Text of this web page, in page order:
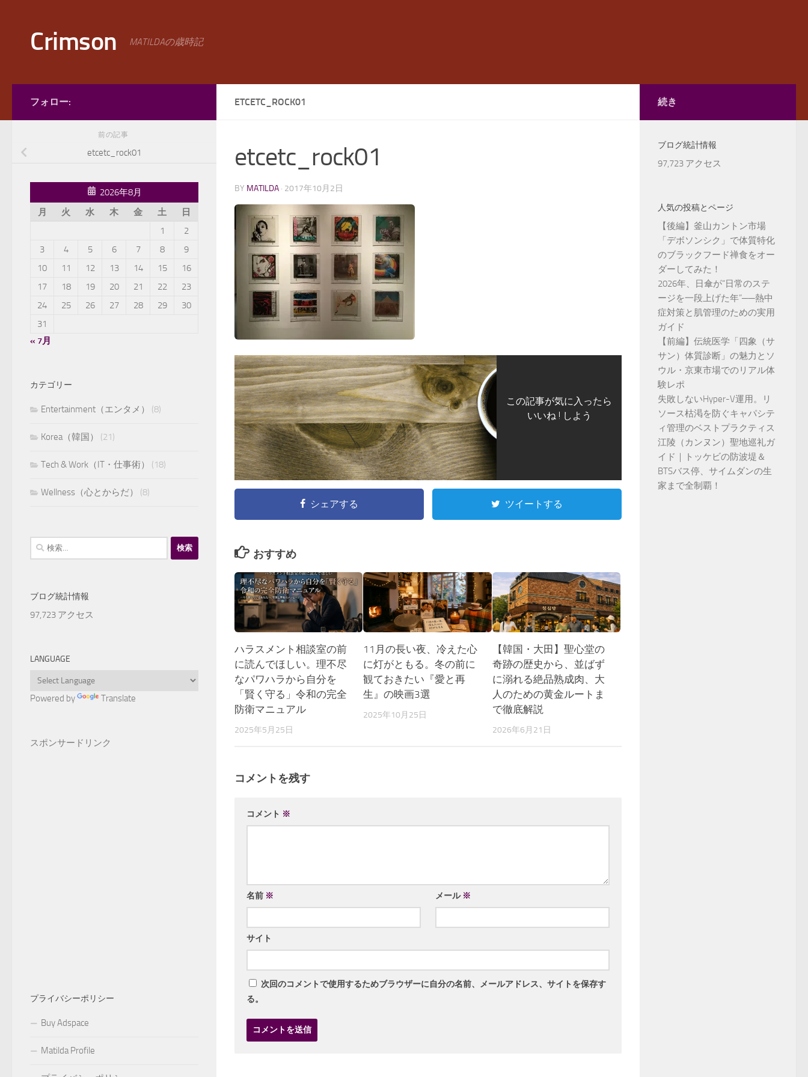
Crimson MATILDAの歳時記
ETCETC_ROCK01
etcetc_rock01
BY MATILDA · 2017年10月2日
この記事が気に入ったら
いいね ! しよう
シェアする ツイートする
おすすめ
ハラスメント相談室の前
に読んでほしい。理不尽
なパワハラから自分を
「賢く守る」令和の完全
防衛マニュアル
2025年5月25日
11月の長い夜、冷えた心
に灯がともる。冬の前に
観ておきたい『愛と再
生』の映画3選
2025年10月25日
【韓国・大田】聖心堂の
奇跡の歴史から、並ばず
に溺れる絶品熟成肉、大
人のための黄金ルートま
で徹底解説
2026年6月21日
コメントを残す
コメント ※
名前 ※ メール ※
サイト
次回のコメントで使用するためブラウザーに自分の名前、メールアドレス、サイトを保存す
る。
フォロー:
前の記事
etcetc_rock01
2026年8月
月
火 水 木 金 土
日
1
2
3
4 5 6 7 8
9
10
11 12 13 14 15
16
17
18 19 20 21 22
23
24
25 26 27 28 29
30
31
« 7月
カテゴリー
Entertainment（エンタメ） (8)
Korea（韓国） (21)
Tech & Work（IT・仕事術） (18)
Wellness（心とからだ） (8)
検
索:
ブログ統計情報
97,723 アクセス
LANGUAGE
Powered by Translate
スポンサードリンク
プライバシーポリシー
Buy Adspace
Matilda Profile
続き
ブログ統計情報
97,723 アクセス
人気の投稿とページ
【後編】釜山カントン市場
「デボソンシク」で体質特化
のブラックフード禅食をオー
ダーしてみた！
2026年、日傘が“日常のステ
ージを一段上げた年”──熱中
症対策と肌管理のための実用
ガイド
【前編】伝統医学「四象（サ
サン）体質診断」の魅力とソ
ウル・京東市場でのリアル体
験レポ
失敗しないHyper-V運用。リ
ソース枯渇を防ぐキャパシテ
ィ管理のベストプラクティス
江陵（カンヌン）聖地巡礼ガ
イド｜トッケビの防波堤＆
BTSバス停、サイムダンの生
家まで全制覇！